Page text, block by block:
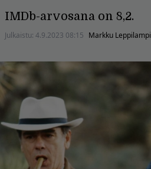
IMDb-arvosana on 8,2.
Julkaistu: 4.9.2023 08:15 Markku Leppilampi